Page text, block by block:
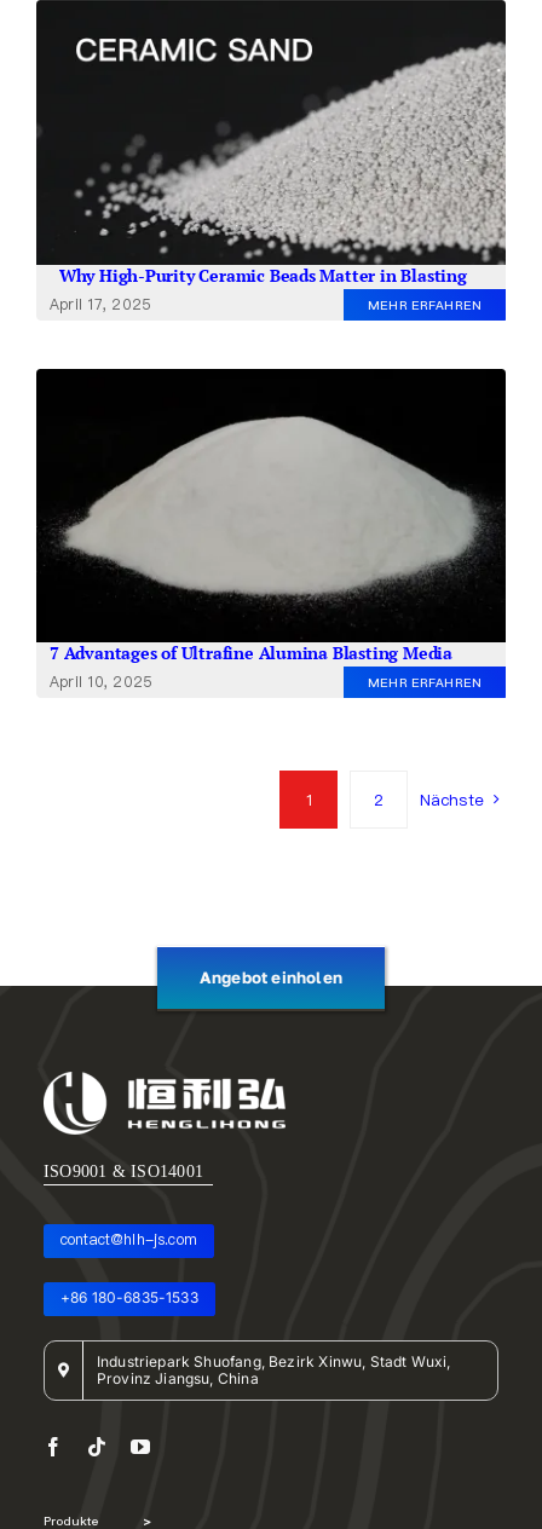
Why High-Purity Ceramic Beads Matter in Blasting
April 17, 2025 MEHR ERFAHREN
7 Advantages of Ultrafine Alumina Blasting Media
April 10, 2025 MEHR ERFAHREN
1 2 Nächste
Angebot einholen
ISO9001 & ISO14001
contact@hlh-js.com
+86 180-6835-1533
Industriepark Shuofang, Bezirk Xinwu, Stadt Wuxi,
Provinz Jiangsu, China
Produkte >